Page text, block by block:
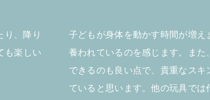
り、降り
も楽しい
子どもが身体を動かす時間が増
養われているのを感じます。ま
できるのも良い点で、貴重なス
ていると思います。他の玩具で